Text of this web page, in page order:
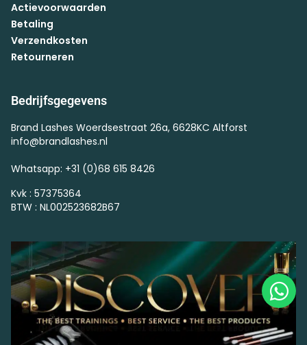
Actievoorwaarden
Betaling
Verzendkosten
Retourneren
Bedrijfsgegevens
Brand Lashes Woerdsestraat 26a, 6628KC Altforst
info@brandlashes.nl
Whatsapp: +31 (0)68 615 8426
Kvk : 57375364
BTW : NL002523682B67